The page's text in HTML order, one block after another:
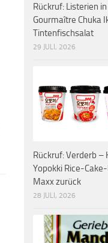
Rückruf: Listerien
Gourmaître Chuka
Tintenfischsalat
29 JULI, 2026
Rückruf: Verderb –
Yopokki Rice-
Maxx zurück
28 JULI, 2026